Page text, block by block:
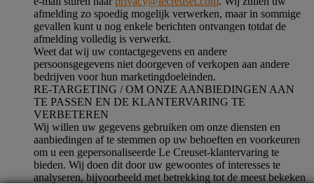
afmelding zo spoedig mogelijk verwerken, maar in sommige
gevallen kunt u nog enkele berichten ontvangen totdat de
afmelding volledig is verwerkt.
Weet dat wij uw contactgegevens en andere
persoonsgegevens niet doorgeven of verkopen aan andere
bedrijven voor hun marketingdoeleinden.
RE-TARGETING / OM ONZE AANBIEDINGEN AAN
TE PASSEN EN DE KLANTERVARING TE
VERBETEREN
Wij willen uw gegevens gebruiken om onze diensten en
aanbiedingen af te stemmen op uw behoeften en voorkeuren
om u een gepersonaliseerde Le Creuset-klantervaring te
bieden. Wij doen dit door uw gewoontes of interesses te
analyseren, bijvoorbeeld met betrekking tot de meest bekeken